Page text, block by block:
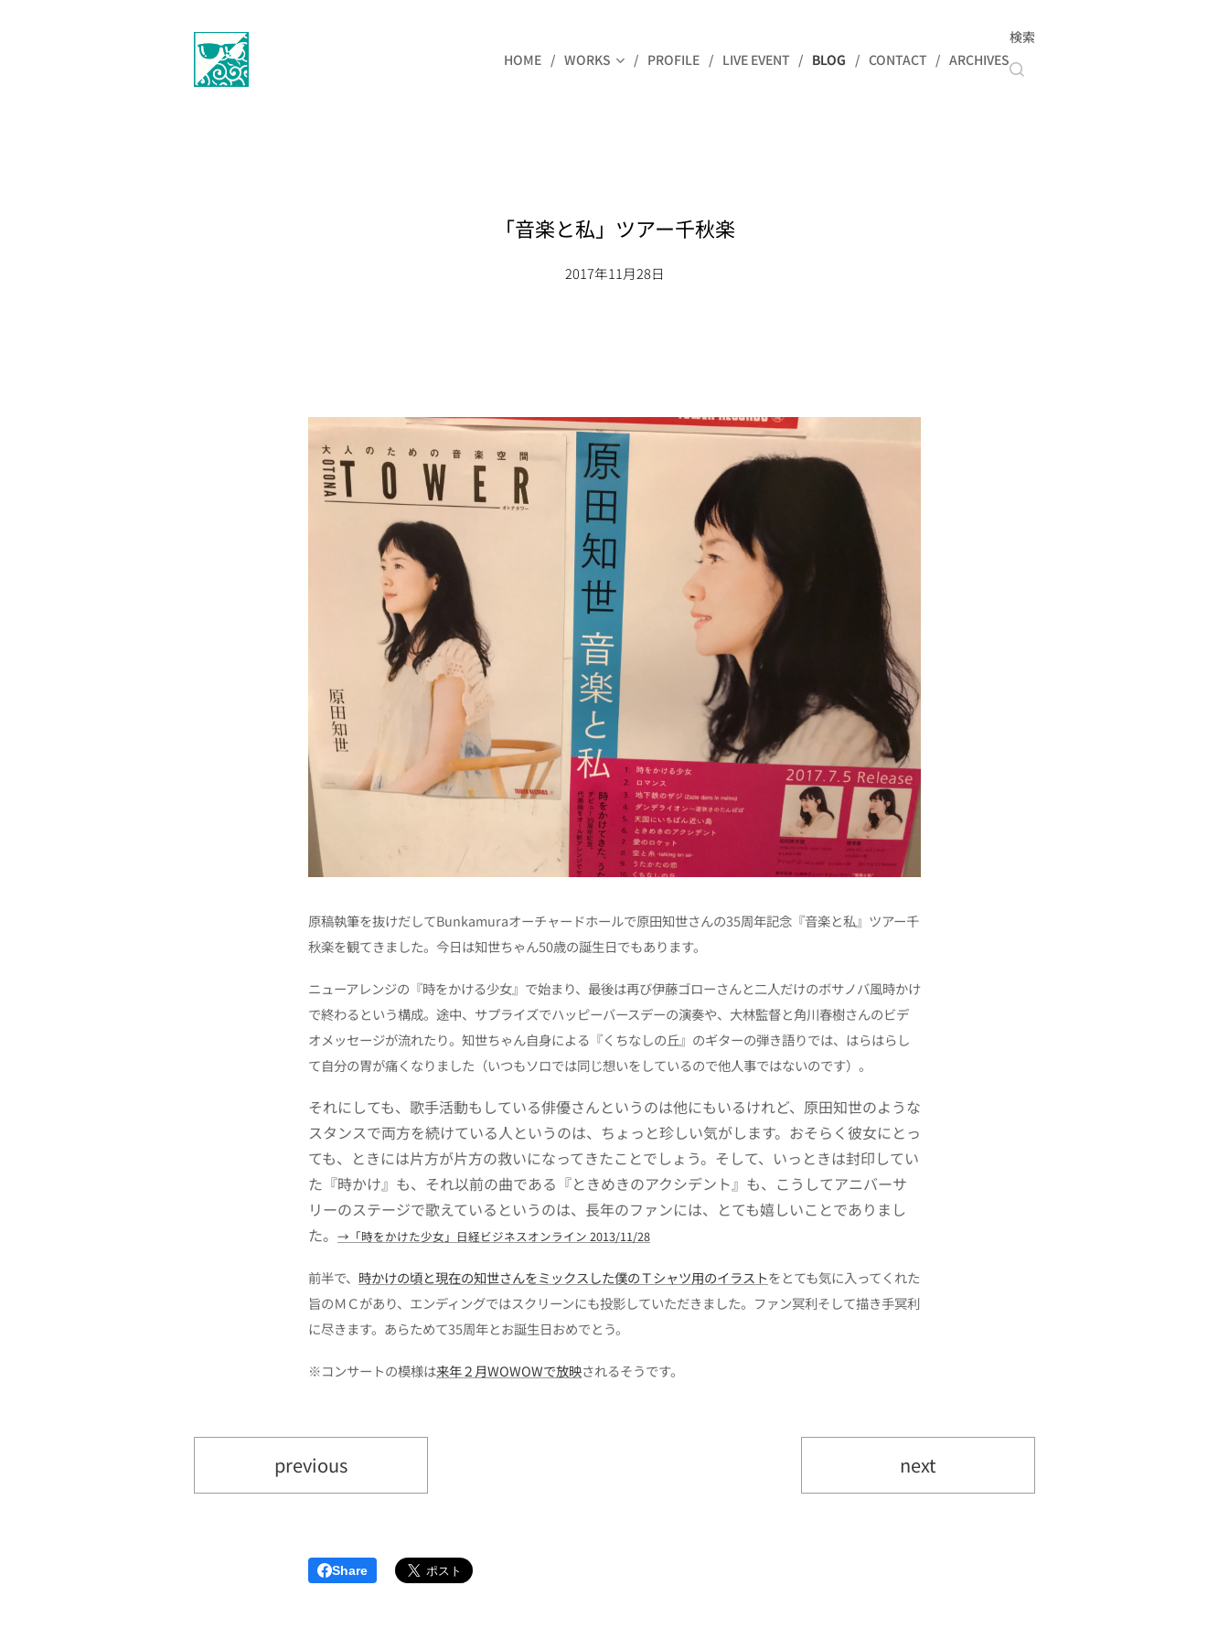
HOME WORKS PROFILE LIVE EVENT BLOG CONTACT ARCHIVES
検索
「音楽と私」ツアー千秋楽
2017年11月28日
原稿執筆を抜けだしてBunkamuraオーチャードホールで原田知世さんの35周年記念『音楽と私』ツアー千
秋楽を観てきました。今日は知世ちゃん50歳の誕生日でもあります。
ニューアレンジの『時をかける少女』で始まり、最後は再び伊藤ゴローさんと二人だけのボサノバ風時かけ
で終わるという構成。途中、サプライズでハッピーバースデーの演奏や、大林監督と角川春樹さんのビデ
オメッセージが流れたり。知世ちゃん自身による『くちなしの丘』のギターの弾き語りでは、はらはらし
て自分の胃が痛くなりました（いつもソロでは同じ想いをしているので他人事ではないのです）。
それにしても、歌手活動もしている俳優さんというのは他にもいるけれど、原田知世のような
スタンスで両方を続けている人というのは、ちょっと珍しい気がします。おそらく彼女にとっ
ても、ときには片方が片方の救いになってきたことでしょう。そして、いっときは封印してい
た『時かけ』も、それ以前の曲である『ときめきのアクシデント』も、こうしてアニバーサ
リーのステージで歌えているというのは、長年のファンには、とても嬉しいことでありまし
た。 →「時をかけた少女」日経ビジネスオンライン 2013/11/28
前半で、 時かけの頃と現在の知世さんをミックスした僕のＴシャツ用のイラストをとても気に入ってくれた
旨のＭＣがあり、エンディングではスクリーンにも投影していただきました。ファン冥利そして描き手冥利
に尽きます。あらためて35周年とお誕生日おめでとう。
※コンサートの模様は来年２月WOWOWで放映されるそうです。
previous next
Share